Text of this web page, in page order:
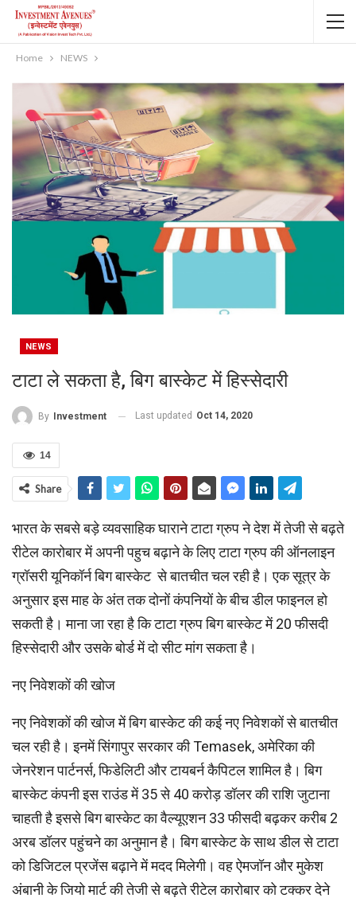
Home NEWS
NEWS
टाटा ले सकता है, बिग बास्‍केट में हिस्‍सेदारी
By Investment Last updated Oct 14, 2020
14
Share
भारत के सबसे बड़े व्‍यवसाहिक घाराने टाटा ग्रुप ने देश में तेजी से बढ़ते
रीटेल कारोबार में अपनी पहुच बढ़ाने के लिए टाटा ग्रुप की ऑनलाइन
ग्रॉसरी यूनिकॉर्न बिग बास्केट से बातचीत चल रही है। एक सूत्र के
अनुसार इस माह के अंत तक दोनों कंपनियों के बीच डील फाइनल हो
सकती है। माना जा रहा है कि टाटा ग्रुप बिग बास्केट में 20 फीसदी
हिस्सेदारी और उसके बोर्ड में दो सीट मांग सकता है।
नए निवेशकों की खोज
नए निवेशकों की खोज में बिग बास्केट की कई नए निवेशकों से बातचीत
चल रही है। इनमें सिंगापुर सरकार की Temasek, अमेरिका की
जेनरेशन पार्टनर्स, फिडेलिटी और टायबर्न कैपिटल शामिल है। बिग
बास्‍केट कंपनी इस राउंड में 35 से 40 करोड़ डॉलर की राशि जुटाना
चाहती है इससे बिग बास्‍केट का वैल्यूएशन 33 फीसदी बढ़कर करीब 2
अरब डॉलर पहुंचने का अनुमान है। बिग बास्केट के साथ डील से टाटा
को डिजिटल प्रजेंस बढ़ाने में मदद मिलेगी। वह ऐमजॉन और मुकेश
अंबानी के जियो मार्ट की तेजी से बढ़ते रीटेल कारोबार को टक्कर देने